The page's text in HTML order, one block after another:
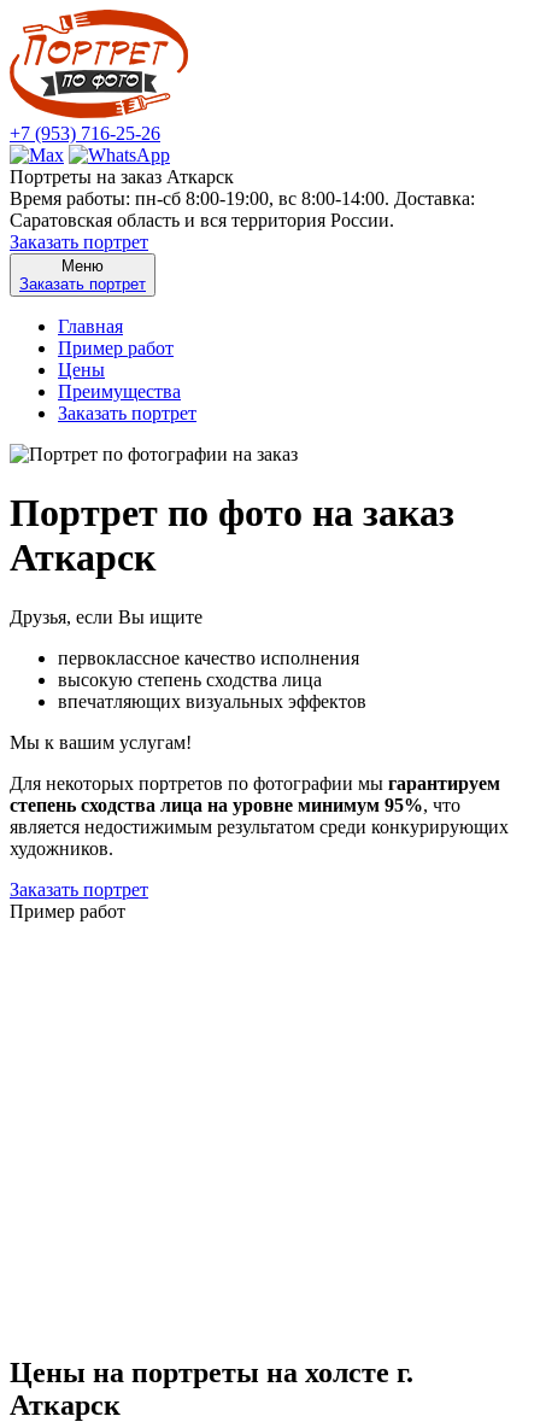
+7 (953) 716-25-26
Портреты на заказ Аткарск
Время работы: пн-сб 8:00-19:00, вс 8:00-14:00. Доставка:
Саратовская область и вся территория России.
Заказать портрет
Меню
Заказать портрет
Главная
Пример работ
Цены
Преимущества
Заказать портрет
Портрет по фото на заказ
Аткарск
Друзья, если Вы ищите
первоклассное качество исполнения
высокую степень сходства лица
впечатляющих визуальных эффектов
Мы к вашим услугам!
Для некоторых портретов по фотографии мы гарантируем
степень сходства лица на уровне минимум 95%, что
является недостижимым результатом среди конкурирующих
художников.
Заказать портрет
Пример работ
Цены на портреты на холсте г.
Аткарск